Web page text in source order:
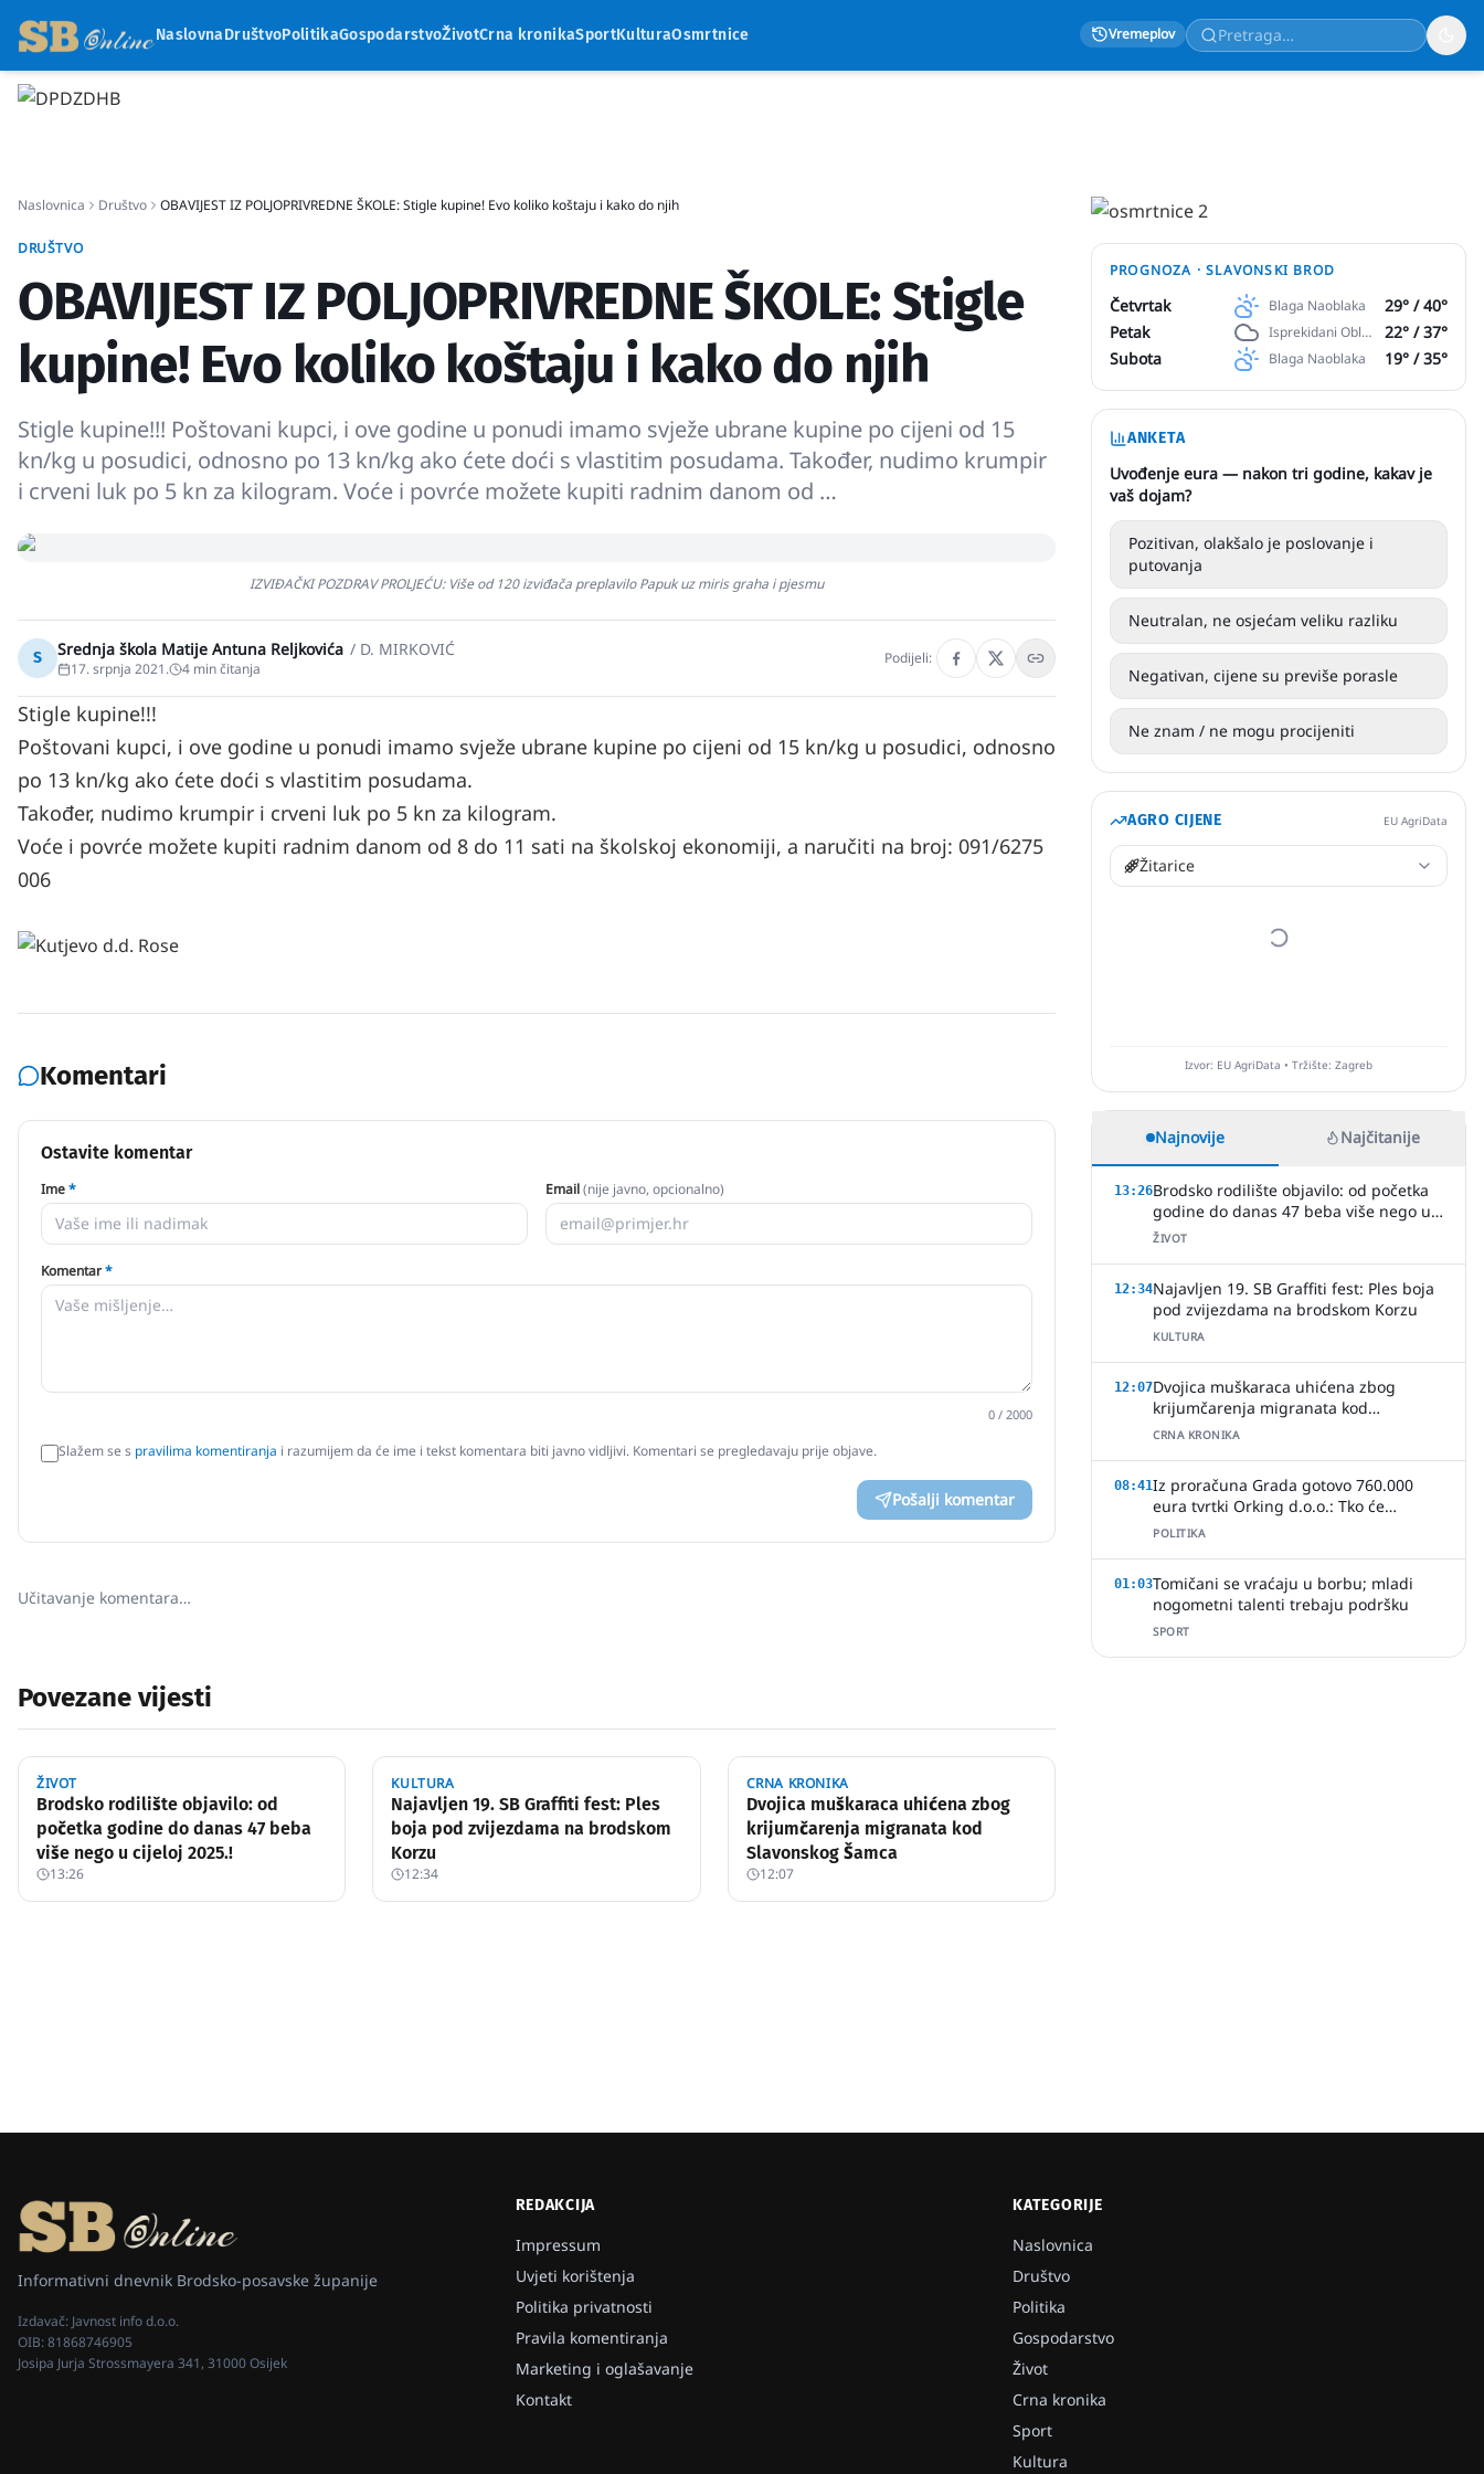
NaslovnaDruštvoPolitikaGospodarstvoŽivotCrna kronikaSportKulturaOsmrtnice Vremeplov
Naslovnica Društvo OBAVIJEST IZ POLJOPRIVREDNE ŠKOLE: Stigle kupine! Evo koliko koštaju i kako do njih
DRUŠTVO
OBAVIJEST IZ POLJOPRIVREDNE ŠKOLE: Stigle
kupine! Evo koliko koštaju i kako do njih
Stigle kupine!!! Poštovani kupci, i ove godine u ponudi imamo svježe ubrane kupine po cijeni od 15
kn/kg u posudici, odnosno po 13 kn/kg ako ćete doći s vlastitim posudama. Također, nudimo krumpir
i crveni luk po 5 kn za kilogram. Voće i povrće možete kupiti radnim danom od …
IZVIĐAČKI POZDRAV PROLJEĆU: Više od 120 izviđača preplavilo Papuk uz miris graha i pjesmu
S Srednja škola Matije Antuna Reljkovića / D. MIRKOVIĆ
17. srpnja 2021. 4 min čitanja
Podijeli:
Stigle kupine!!!
Poštovani kupci, i ove godine u ponudi imamo svježe ubrane kupine po cijeni od 15 kn/kg u posudici, odnosno
po 13 kn/kg ako ćete doći s vlastitim posudama.
Također, nudimo krumpir i crveni luk po 5 kn za kilogram.
Voće i povrće možete kupiti radnim danom od 8 do 11 sati na školskoj ekonomiji, a naručiti na broj: 091/6275
006
Komentari
Ostavite komentar
Ime* Email(nije javno, opcionalno)
Komentar*
0 / 2000
Slažem se s pravilima komentiranja i razumijem da će ime i tekst komentara biti javno vidljivi. Komentari se pregledavaju prije objave.
Pošalji komentar
Učitavanje komentara…
Povezane vijesti
ŽIVOT
Brodsko rodilište objavilo: od
početka godine do danas 47 beba
više nego u cijeloj 2025.!
13:26
KULTURA
Najavljen 19. SB Graffiti fest: Ples
boja pod zvijezdama na brodskom
Korzu
12:34
CRNA KRONIKA
Dvojica muškaraca uhićena zbog
krijumčarenja migranata kod
Slavonskog Šamca
12:07
PROGNOZA ·SLAVONSKI BROD
Četvrtak Blaga Naoblaka 29° /40°
Petak
Isprekidani Oblaci 22° /37°
Subota
Blaga Naoblaka 19° /35°
ANKETA
Uvođenje eura — nakon tri godine, kakav je
vaš dojam?
Pozitivan, olakšalo je poslovanje i
putovanja
Neutralan, ne osjećam veliku razliku
Negativan, cijene su previše porasle
Ne znam / ne mogu procijeniti
AGRO CIJENE EU AgriData
Žitarice
Izvor: EU AgriData • Tržište: Zagreb
Najnovije Najčitanije
13:26Brodsko rodilište objavilo: od početka
godine do danas 47 beba više nego u
cijeloj 2025.!
ŽIVOT
12:34Najavljen 19. SB Graffiti fest: Ples boja
pod zvijezdama na brodskom Korzu
KULTURA
12:07Dvojica muškaraca uhićena zbog
krijumčarenja migranata kod
Slavonskog Šamca
CRNA KRONIKA
08:41Iz proračuna Grada gotovo 760.000
eura tvrtki Orking d.o.o.: Tko će
provjeriti način ugovaranja poslova?
POLITIKA
01:03Tomičani se vraćaju u borbu; mladi
nogometni talenti trebaju podršku
SPORT
Informativni dnevnik Brodsko-posavske županije
Izdavač: Javnost info d.o.o.
OIB:81868746905
Josipa Jurja Strossmayera 341, 31000 Osijek
REDAKCIJA
Impressum
Uvjeti korištenja
Politika privatnosti
Pravila komentiranja
Marketing i oglašavanje
Kontakt
KATEGORIJE
Naslovnica
Društvo
Politika
Gospodarstvo
Život
Crna kronika
Sport
Kultura